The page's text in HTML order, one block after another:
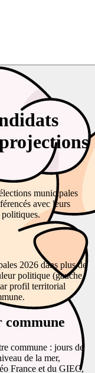
municipales
avec leurs
politiques.
2026 dans plus de
politique (gauche,
profil territorial
commune : jours de
de la mer,
France et du GIEC,